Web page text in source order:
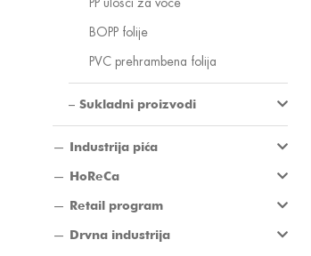
BOPP folije
PVC prehrambena folija
Sukladni proizvodi
Industrija pića
HoReCa
Retail program
Drvna industrija